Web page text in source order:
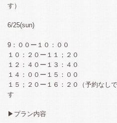
す）
6/25(sun)
9：００ー１０：００
１０：２０ー１１；２０
１２：４０ー１３：４０
１４：００ー１５：００
１５；２０ー１６：２０（予約なし
す
▶︎プラン内容